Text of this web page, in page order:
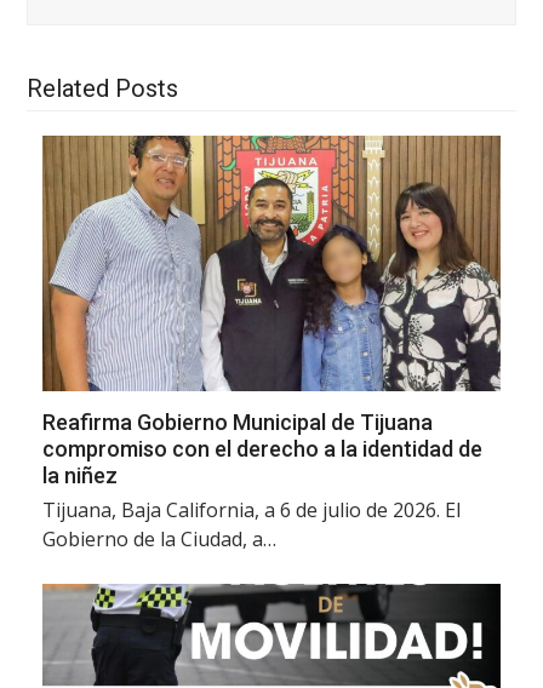
Related Posts
Reafirma Gobierno Municipal de Tijuana
compromiso con el derecho a la identidad de
la niñez
Tijuana, Baja California, a 6 de julio de 2026. El
Gobierno de la Ciudad, a…